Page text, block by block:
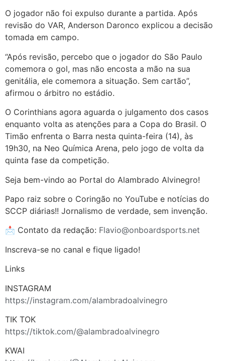
O jogador não foi expulso durante a partida. Após
revisão do VAR, Anderson Daronco explicou a decisão
tomada em campo.
“Após revisão, percebo que o jogador do São Paulo
comemora o gol, mas não encosta a mão na sua
genitália, ele comemora a situação. Sem cartão”,
afirmou o árbitro no estádio.
O Corinthians agora aguarda o julgamento dos casos
enquanto volta as atenções para a Copa do Brasil. O
Timão enfrenta o Barra nesta quinta-feira (14), às
19h30, na Neo Química Arena, pelo jogo de volta da
quinta fase da competição.
Seja bem-vindo ao Portal do Alambrado Alvinegro!
Papo raiz sobre o Coringão no YouTube e notícias do
SCCP diárias!! Jornalismo de verdade, sem invenção.
📩 Contato da redação: Flavio@onboardsports.net
Inscreva-se no canal e fique ligado!
Links
INSTAGRAM
https://instagram.com/alambradoalvinegro
TIK TOK
https://tiktok.com/@alambradoalvinegro
KWAI